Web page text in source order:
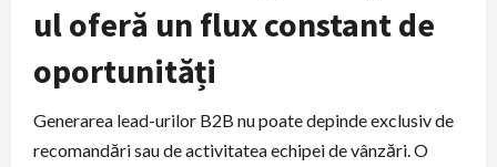
ul oferă un flux constant de
oportunități
Generarea lead-urilor B2B nu poate depinde exclusiv de
recomandări sau de activitatea echipei de vânzări. O